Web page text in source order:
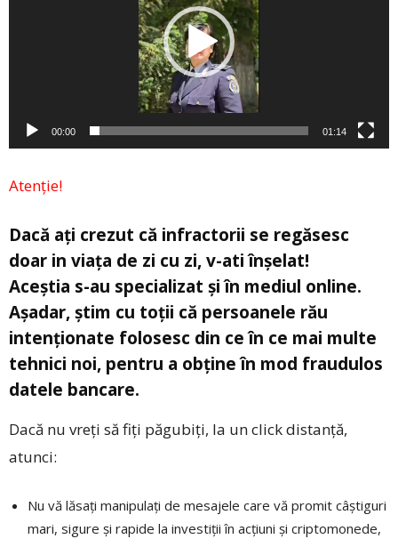
00:00 01:14
Atenție!
Dacă ați crezut că infractorii se regăsesc
doar in viața de zi cu zi, v-ati înșelat!
Aceștia s-au specializat și în mediul online.
Așadar, știm cu toții că persoanele rău
intenționate folosesc din ce în ce mai multe
tehnici noi, pentru a obține în mod fraudulos
datele bancare.
Dacă nu vreți să fiți păgubiți, la un click distanță,
atunci:
Nu vă lăsați manipulați de mesajele care vă promit câștiguri
mari, sigure și rapide la investiții în acțiuni și criptomonede,